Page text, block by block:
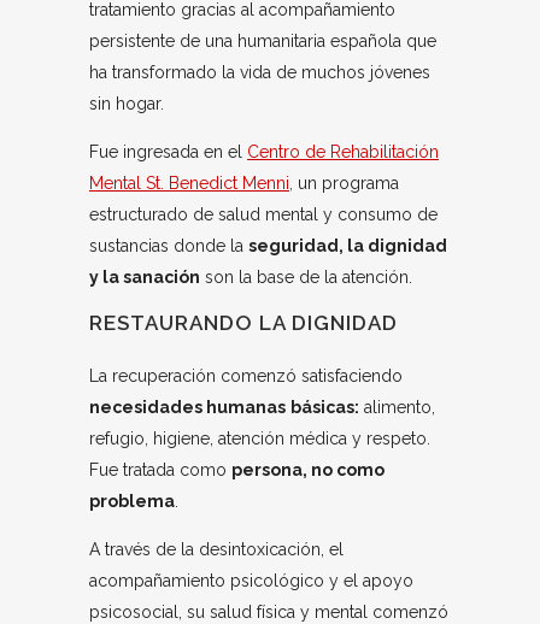
tratamiento gracias al acompañamiento
persistente de una humanitaria española que
ha transformado la vida de muchos jóvenes
sin hogar.
Fue ingresada en el Centro de Rehabilitación
Mental St. Benedict Menni, un programa
estructurado de salud mental y consumo de
sustancias donde la seguridad, la dignidad
y la sanación son la base de la atención.
RESTAURANDO LA DIGNIDAD
La recuperación comenzó satisfaciendo
necesidades humanas básicas: alimento,
refugio, higiene, atención médica y respeto.
Fue tratada como persona, no como
problema
A través de la desintoxicación, el
acompañamiento psicológico y el apoyo
psicosocial, su salud física y mental comenzó